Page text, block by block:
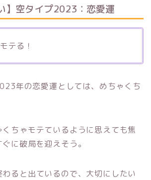
】空タイプ2023：恋愛運
テる！
年の恋愛運としては、めちゃくち
ちゃモテているように思えても焦
に破局を迎えそう。
ると出ているので、大切にしたい